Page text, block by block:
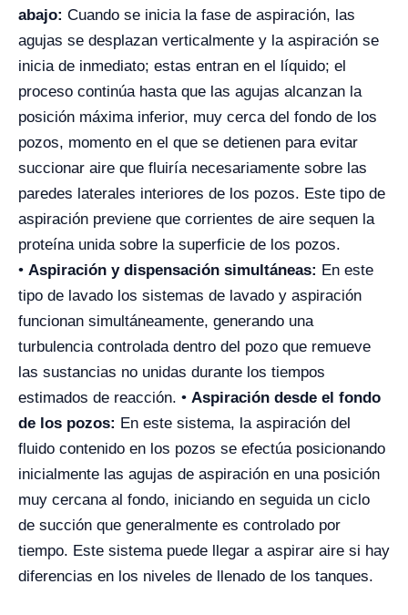
abajo: Cuando se inicia la fase de aspiración, las
agujas se desplazan verticalmente y la aspiración se
inicia de inmediato; estas entran en el líquido; el
proceso continúa hasta que las agujas alcanzan la
posición máxima inferior, muy cerca del fondo de los
pozos, momento en el que se detienen para evitar
succionar aire que fluiría necesariamente sobre las
paredes laterales interiores de los pozos. Este tipo de
aspiración previene que corrientes de aire sequen la
proteína unida sobre la superficie de los pozos.
• Aspiración y dispensación simultáneas: En este
tipo de lavado los sistemas de lavado y aspiración
funcionan simultáneamente, generando una
turbulencia controlada dentro del pozo que remueve
las sustancias no unidas durante los tiempos
estimados de reacción. • Aspiración desde el fondo
de los pozos: En este sistema, la aspiración del
fluido contenido en los pozos se efectúa posicionando
inicialmente las agujas de aspiración en una posición
muy cercana al fondo, iniciando en seguida un ciclo
de succión que generalmente es controlado por
tiempo. Este sistema puede llegar a aspirar aire si hay
diferencias en los niveles de llenado de los tanques.